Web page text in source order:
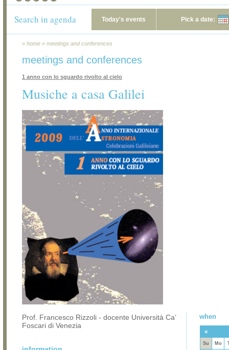
Search in agenda Today's events Pick a date:
» home » meetings and conferences
meetings and conferences
1 anno con lo sguardo rivolto al cielo
Musiche a casa Galilei
Prof. Francesco Rizzoli - docente Università Ca’
Foscari di Venezia
when
«
Su Mo